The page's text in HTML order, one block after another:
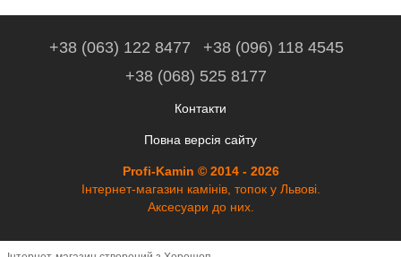
+38 (063) 122 8477
+38 (096) 118 4545
+38 (068) 525 8177
Контакти
Повна версія сайту
Profi-Kamin © 2014 - 2026
Інтернет-магазин камінів, топок у Львові.
Аксесуари до них.